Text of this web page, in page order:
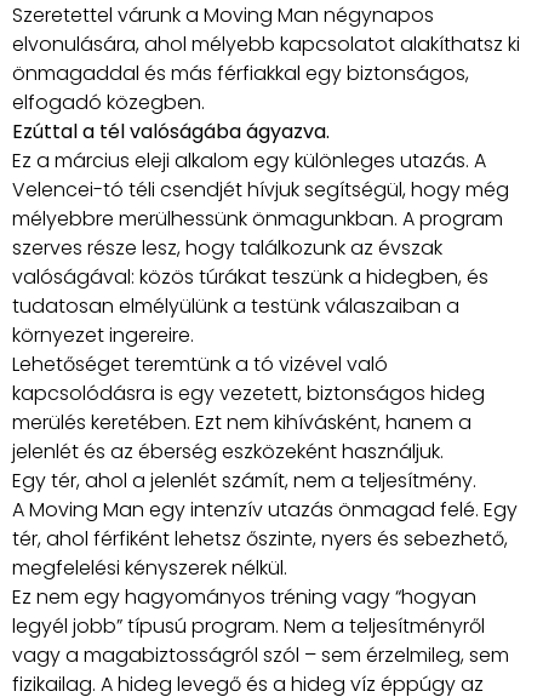
Szeretettel várunk a Moving Man négynapos
elvonulására, ahol mélyebb kapcsolatot alakíthatsz ki
önmagaddal és más férfiakkal egy biztonságos,
elfogadó közegben.
Ezúttal a tél valóságába ágyazva.
Ez a március eleji alkalom egy különleges utazás. A
Velencei-tó téli csendjét hívjuk segítségül, hogy még
mélyebbre merülhessünk önmagunkban. A program
szerves része lesz, hogy találkozunk az évszak
valóságával: közös túrákat teszünk a hidegben, és
tudatosan elmélyülünk a testünk válaszaiban a
környezet ingereire.
Lehetőséget teremtünk a tó vizével való
kapcsolódásra is egy vezetett, biztonságos hideg
merülés keretében. Ezt nem kihívásként, hanem a
jelenlét és az éberség eszközeként használjuk.
Egy tér, ahol a jelenlét számít, nem a teljesítmény.
A Moving Man egy intenzív utazás önmagad felé. Egy
tér, ahol férfiként lehetsz őszinte, nyers és sebezhető,
megfelelési kényszerek nélkül.
Ez nem egy hagyományos tréning vagy “hogyan
legyél jobb” típusú program. Nem a teljesítményről
vagy a magabiztosságról szól – sem érzelmileg, sem
fizikailag. A hideg levegő és a hideg víz éppúgy az